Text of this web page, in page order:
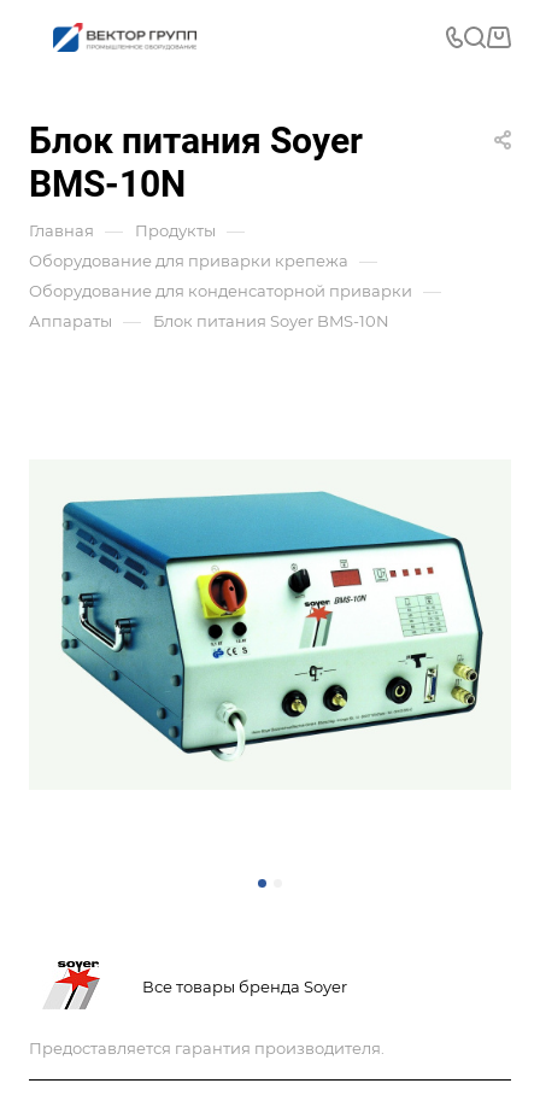
Блок питания Soyer
BMS-10N
Главная — Продукты —
Оборудование для приварки крепежа —
Оборудование для конденсаторной приварки —
Аппараты — Блок питания Soyer BMS-10N
Все товары бренда Soyer
Предоставляется гарантия производителя.